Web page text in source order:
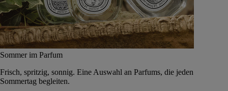
Sommer im Parfum
Frisch, spritzig, sonnig. Eine Auswahl an Parfums, die jeden
Sommertag begleiten.